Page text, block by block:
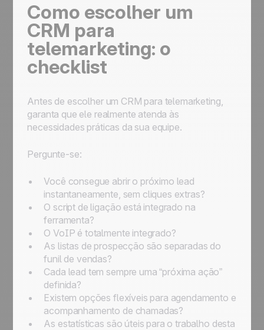
Como escolher um
CRM para
telemarketing: o
checklist
Antes de escolher um CRM para telemarketing,
garanta que ele realmente atenda às
necessidades práticas da sua equipe.
Pergunte-se:
Você consegue abrir o próximo lead
instantaneamente, sem cliques extras?
O script de ligação está integrado na
ferramenta?
O VoIP é totalmente integrado?
As listas de prospecção são separadas do
funil de vendas?
Cada lead tem sempre uma “próxima ação”
definida?
Existem opções flexíveis para agendamento e
acompanhamento de chamadas?
As estatísticas são úteis para o trabalho desta